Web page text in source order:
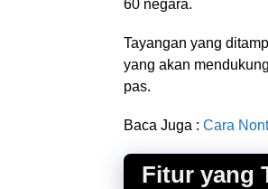
60 negara.
Tayangan yang
yang akan
pas.
Baca Juga : Cara
Fitur yang